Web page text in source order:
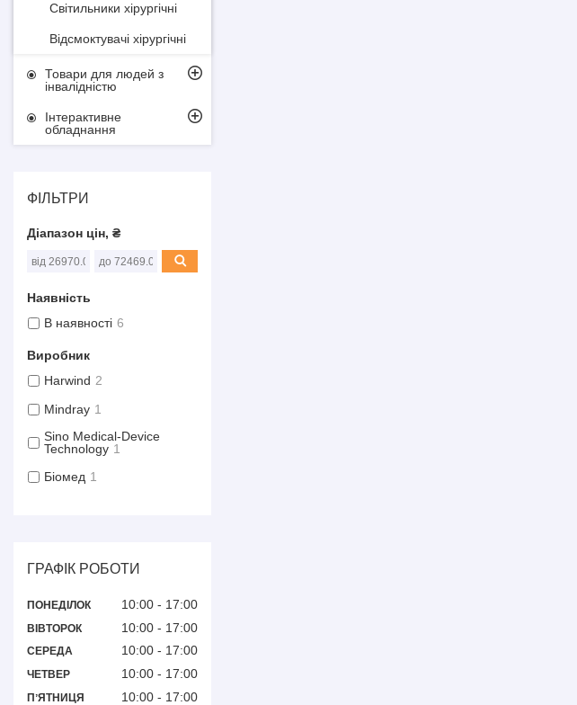
Світильники хірургічні
Відсмоктувачі хірургічні
Товари для людей з
інвалідністю
Інтерактивне
обладнання
ФІЛЬТРИ
Діапазон цін, ₴
Наявність
В наявності 6
Виробник
Harwind 2
Mindray 1
Sino Medical-Device
Technology 1
Біомед 1
ГРАФІК РОБОТИ
ПОНЕДІЛОК 10:00 17:00
ВІВТОРОК 10:00 17:00
СЕРЕДА 10:00 17:00
ЧЕТВЕР 10:00 17:00
ПʼЯТНИЦЯ 10:00 17:00